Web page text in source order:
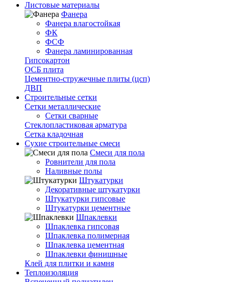
Листовые материалы
Фанера
Фанера влагостойкая
ФК
ФСФ
Фанера ламинированная
Гипсокартон
ОСБ плита
Цементно-стружечные плиты (цсп)
ДВП
Строительные сетки
Сетки металлические
Сетки сварные
Стеклопластиковая арматура
Сетка кладочная
Сухие строительные смеси
Смеси для пола
Ровнители для пола
Наливные полы
Штукатурки
Декоративные штукатурки
Штукатурки гипсовые
Штукатурки цементные
Шпаклевки
Шпаклевка гипсовая
Шпаклевка полимерная
Шпаклевка цементная
Шпаклевки финишные
Клей для плитки и камня
Теплоизоляция